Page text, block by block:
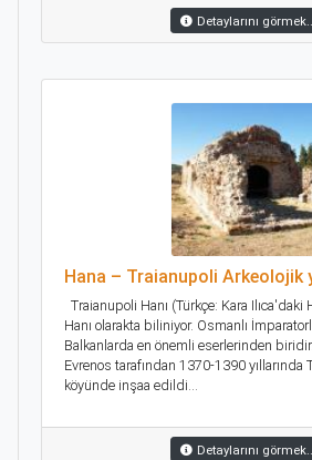
Detaylarını
Hana – Traianupoli Arkeolojik
Traianupoli Hanı (Türkçe: Kara Ilıca'daki
Hanı olarakta biliniyor. Osmanlı
Balkanlarda en önemli eserlerinden
Evrenos tarafından 1370-1390
köyünde inşaa edildi...
Detaylarını